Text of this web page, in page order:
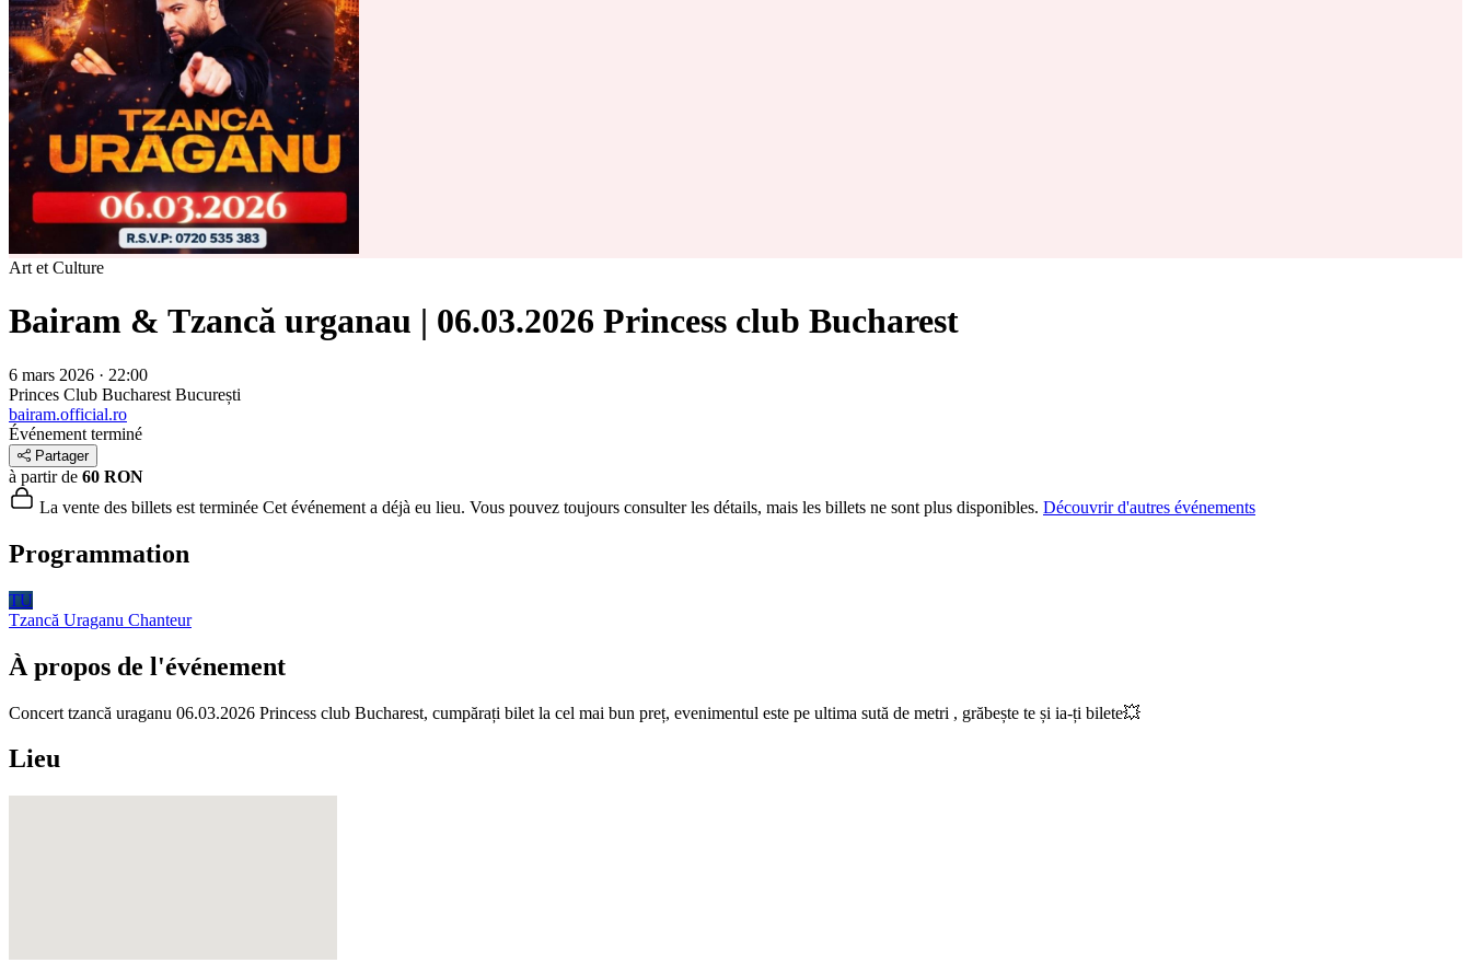
Art et Culture
Bairam & Tzancă urganau | 06.03.2026 Princess club Bucharest
6 mars 2026 · 22:00
Princes Club Bucharest București
bairam.official.ro
Événement terminé
Partager
à partir de 60 RON
La vente des billets est terminée Cet événement a déjà eu lieu. Vous pouvez toujours consulter les détails, mais les billets ne sont plus disponibles. Découvrir d'autres événements
Programmation
TU
Tzancă Uraganu Chanteur
À propos de l'événement
Concert tzancă uraganu 06.03.2026 Princess club Bucharest, cumpărați bilet la cel mai bun preț, evenimentul este pe ultima sută de metri , grăbește te și ia-ți bilete💥
Lieu